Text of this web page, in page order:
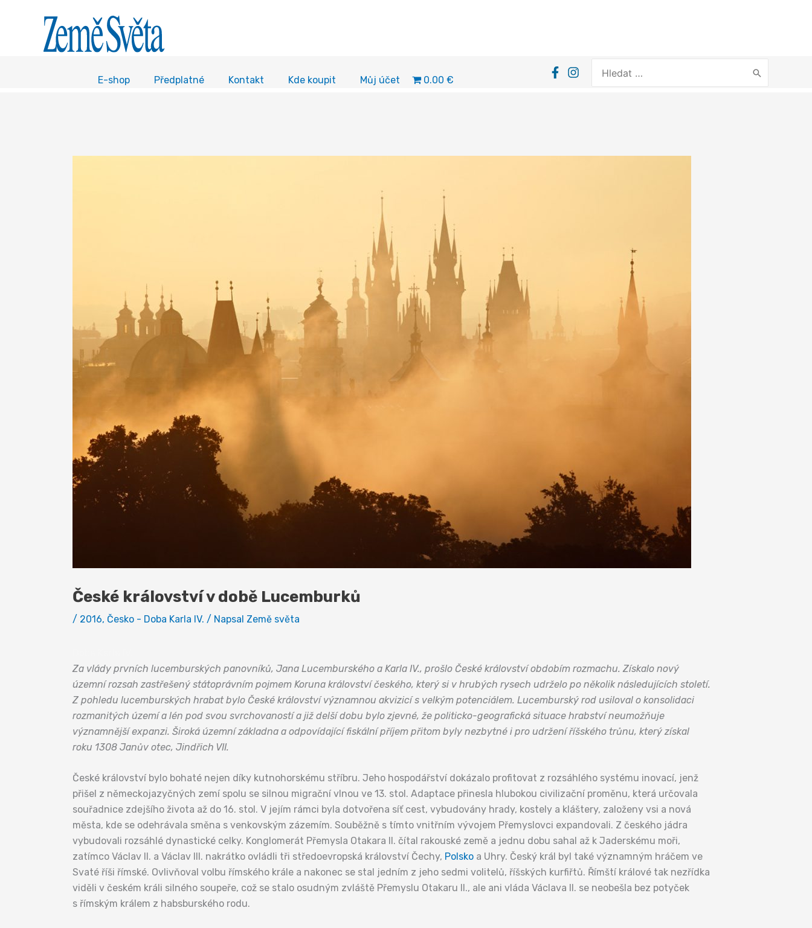
E-shop Předplatné Kontakt Kde koupit Můj účet 0.00 €
for:
České království v době Lucemburků
/ 2016, Česko - Doba Karla IV. / Napsal Země světa
Za vlády prvních lucemburských panovníků, Jana Lucemburského a Karla IV., prošlo České království obdobím rozmachu. Získalo nový
územní rozsah zastřešený státoprávním pojmem Koruna království českého, který si v hrubých rysech udrželo po několik následujících století.
Z pohledu lucemburských hrabat bylo České království významnou akvizicí s velkým potenciálem. Lucemburský rod usiloval o konsolidaci
rozmanitých území a lén pod svou svrchovaností a již delší dobu bylo zjevné, že politicko-geografická situace hrabství neumožňuje
významnější expanzi. Široká územní základna a odpovídající fiskální příjem přitom byly nezbytné i pro udržení říšského trůnu, který získal
roku 1308 Janův otec, Jindřich VII.
České království bylo bohaté nejen díky kutnohorskému stříbru. Jeho hospodářství dokázalo profitovat z rozsáhlého systému inovací, jenž
přišel z německojazyčných zemí spolu se silnou migrační vlnou ve 13. stol. Adaptace přinesla hlubokou civilizační proměnu, která určovala
souřadnice zdejšího života až do 16. stol. V jejím rámci byla dotvořena síť cest, vybudovány hrady, kostely a kláštery, založeny vsi a nová
města, kde se odehrávala směna s venkovským zázemím. Souběžně s tímto vnitřním vývojem Přemyslovci expandovali. Z českého jádra
vybudovali rozsáhlé dynastické celky. Konglomerát Přemysla Otakara II. čítal rakouské země a jednu dobu sahal až k Jaderskému moři,
zatímco Václav II. a Václav III. nakrátko ovládli tři středoevropská království Čechy, Polsko a Uhry. Český král byl také významným hráčem ve
Svaté říši římské. Ovlivňoval volbu římského krále a nakonec se stal jedním z jeho sedmi volitelů, říšských kurfiřtů. Římští králové tak nezřídka
viděli v českém králi silného soupeře, což se stalo osudným zvláště Přemyslu Otakaru II., ale ani vláda Václava II. se neobešla bez potyček
s římským králem z habsburského rodu.